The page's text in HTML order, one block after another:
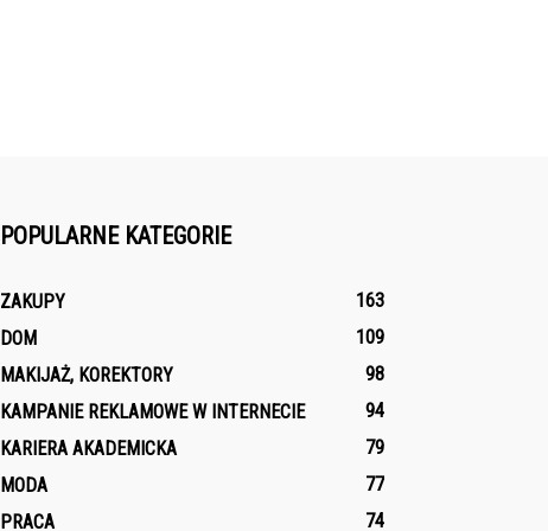
POPULARNE KATEGORIE
ZAKUPY
163
DOM
109
MAKIJAŻ, KOREKTORY
98
KAMPANIE REKLAMOWE W INTERNECIE
94
KARIERA AKADEMICKA
79
MODA
77
PRACA
74